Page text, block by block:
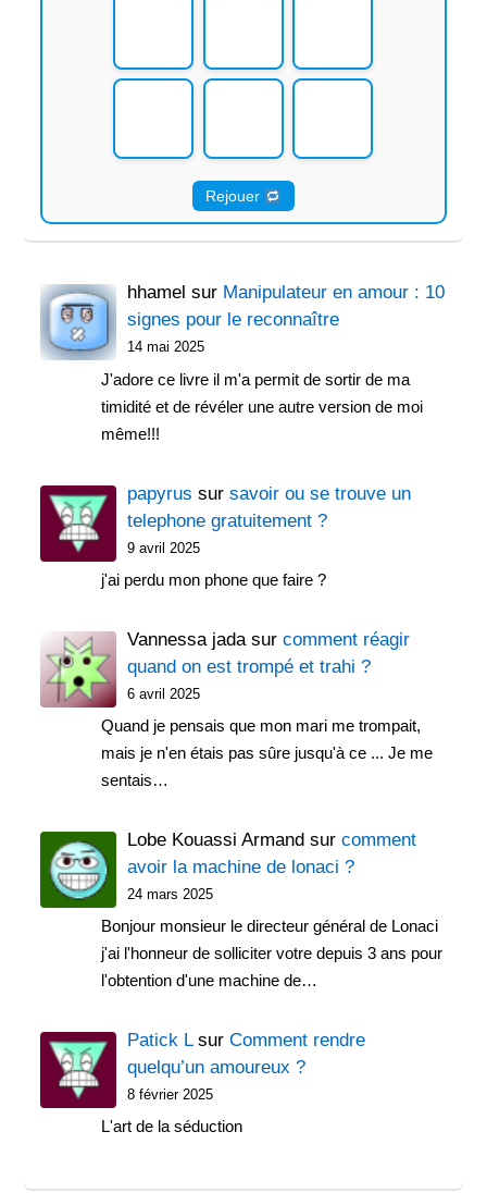
Rejouer
hhamel sur Manipulateur en amour : 10
signes pour le reconnaître
14 mai 2025
J'adore ce livre il m'a permit de sortir de ma
timidité et de révéler une autre version de moi
même!!!
papyrus sursavoir ou se trouve un
telephone gratuitement ?
9 avril 2025
j'ai perdu mon phone que faire ?
Vannessa jada surcomment réagir
quand on est trompé et trahi ?
6 avril 2025
Quand je pensais que mon mari me trompait,
mais je n'en étais pas sûre jusqu'à ce ... Je me
sentais…
Lobe Kouassi Armand surcomment
avoir la machine de lonaci ?
24 mars 2025
Bonjour monsieur le directeur général de Lonaci
j'ai l'honneur de solliciter votre depuis 3 ans pour
l'obtention d'une machine de…
Patick LsurComment rendre
quelqu’un amoureux ?
8 février 2025
L'art de la séduction